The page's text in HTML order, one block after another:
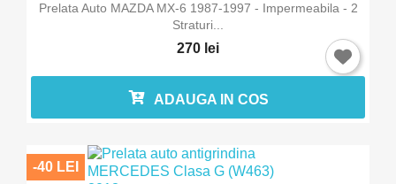
Prelata Auto MAZDA MX-6 1987-1997 - Impermeabila - 2
Straturi...
270 lei
ADAUGA IN COS
-40 LEI